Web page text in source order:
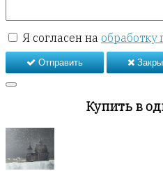
Я согласен на
Отправить
Купить в